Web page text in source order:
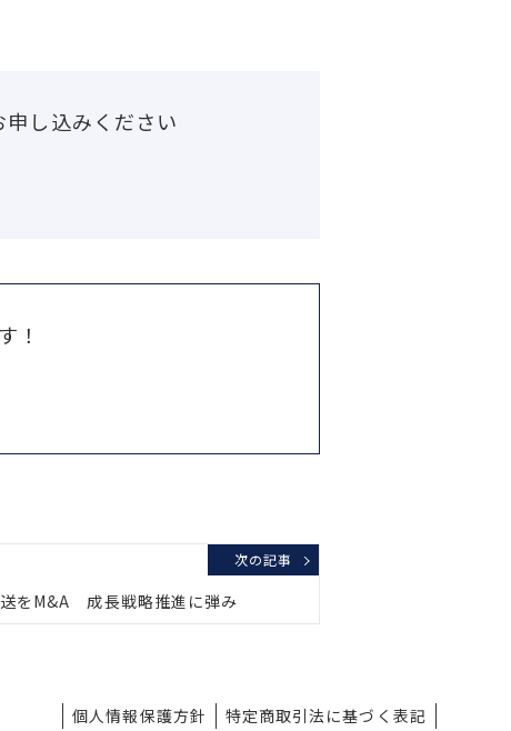
し込みください
！
次の記事
をM&A 成長戦略推進に弾み
個人情報保護方針 特定商取引法に基づく表記